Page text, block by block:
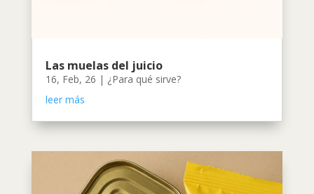
Las muelas del juicio
16, Feb, 26 | ¿Para qué sirve?
leer más